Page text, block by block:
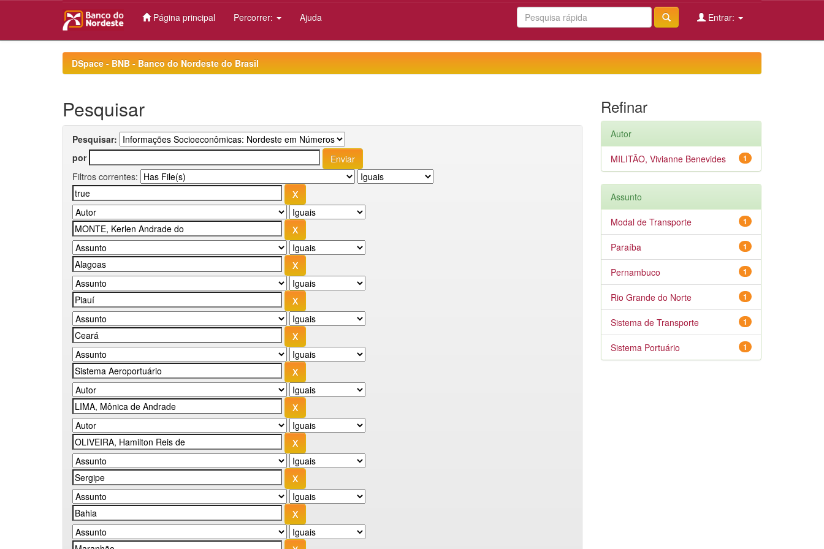
Página principal Percorrer: Ajuda Entrar:
DSpace - BNB - Banco do Nordeste do Brasil
Pesquisar
Pesquisar:
por
Filtros correntes:
Refinar
Autor
1
MILITÃO, Vivianne Benevides
Assunto
1
Modal de Transporte
1
Paraíba
1
Pernambuco
1
Rio Grande do Norte
1
Sistema de Transporte
1
Sistema Portuário